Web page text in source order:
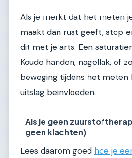
Als je merkt dat het meten
maakt dan rust geeft, stop
dit met je arts. Een
Koude handen, nagellak, of
beweging tijdens het meten
uitslag beïnvloeden.
Als je geen
geen klachten)
Lees daarom goed hoe je